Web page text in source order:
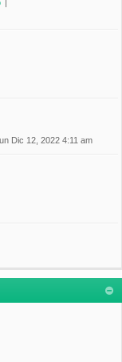
Dic 12, 2022 4:11 am